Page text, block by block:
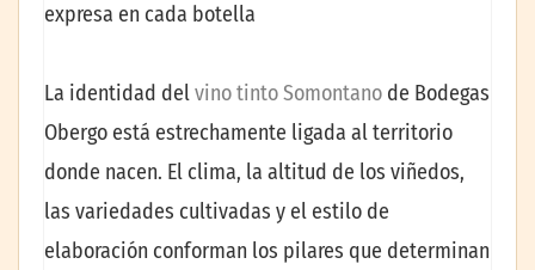
expresa en cada botella
La identidad delvino tinto Somontano de Bodegas
Obergo está estrechamente ligada al territorio
donde nacen. El clima, la altitud de los viñedos,
las variedades cultivadas y el estilo de
elaboración conforman los pilares que determinan